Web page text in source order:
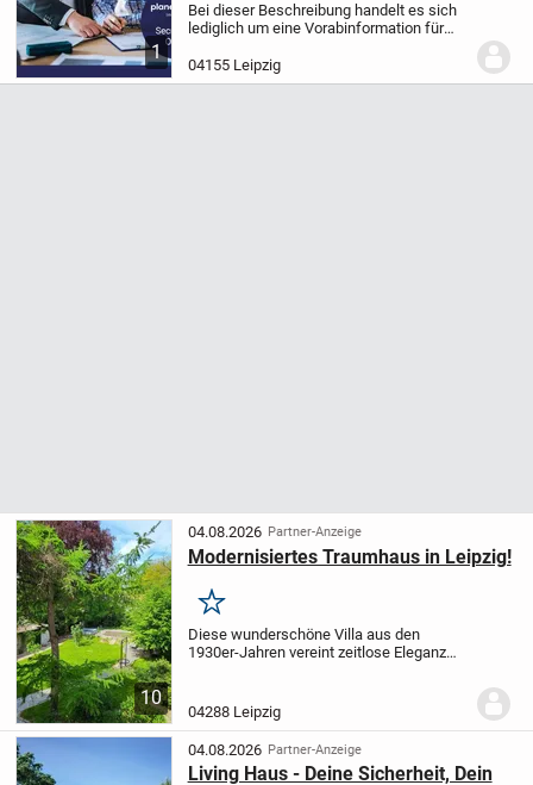
1
Bei dieser Beschreibung handelt es sich
lediglich um eine Vorabinformation für
Objekts erfolgt auf Wunsch des
Eigentümers diskret.Für weitere
04155 Leipzig
10
04.08.2026 Partner-Anzeige
Modernisiertes Traumhaus in Leipzig!
Merken
Diese wunderschöne Villa aus den
1930er-Jahren vereint zeitlose Eleganz
geschnittenen Räume und die klare,
geradlinige Architektur verleihen...
04288 Leipzig
04.08.2026 Partner-Anzeige
Living Haus - Deine Sicherheit, Dein